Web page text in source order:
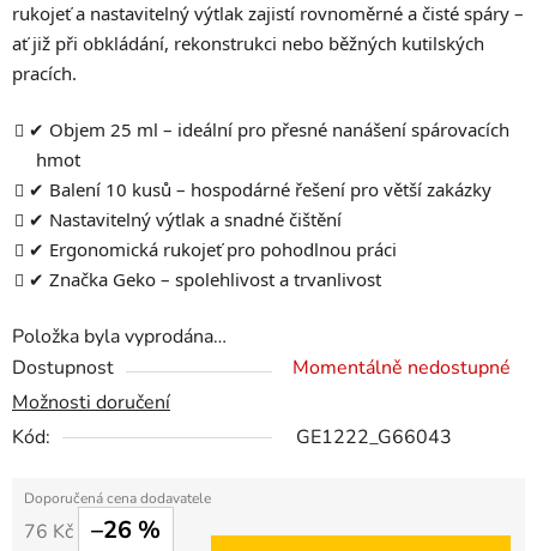
rukojeť a nastavitelný výtlak zajistí rovnoměrné a čisté spáry –
ať již při obkládání, rekonstrukci nebo běžných kutilských
pracích.
✔ Objem 25 ml – ideální pro přesné nanášení spárovacích
hmot
✔ Balení 10 kusů – hospodárné řešení pro větší zakázky
✔ Nastavitelný výtlak a snadné čištění
✔ Ergonomická rukojeť pro pohodlnou práci
✔ Značka Geko – spolehlivost a trvanlivost
Položka byla vyprodána…
Dostupnost
Momentálně nedostupné
Možnosti doručení
Kód:
GE1222_G66043
76 Kč –26 %